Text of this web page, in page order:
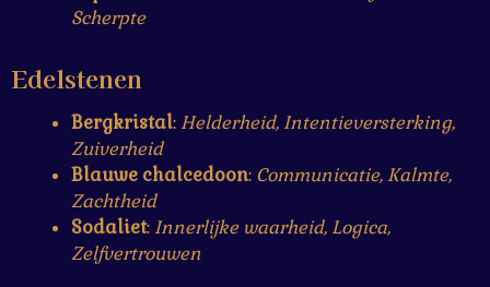
Scherpte
Edelstenen
Bergkristal: Helderheid, Intentieversterking,
Zuiverheid
Blauwe chalcedoon: Communicatie, Kalmte,
Zachtheid
Sodaliet: Innerlijke waarheid, Logica,
Zelfvertrouwen